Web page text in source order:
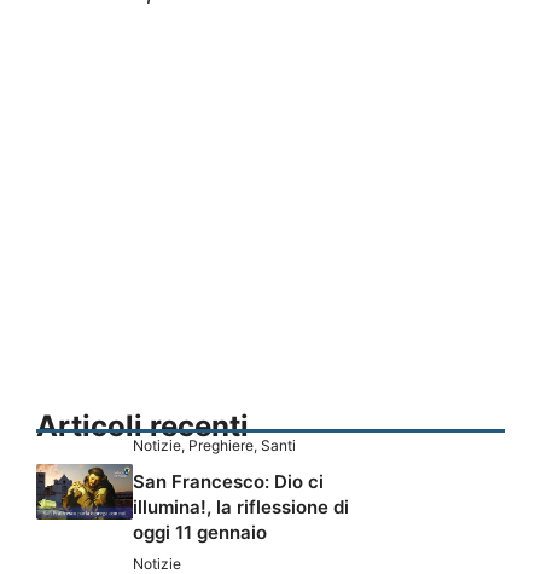
Articoli recenti
Notizie, Preghiere, Santi
San Francesco: Dio ci
illumina!, la riflessione di
oggi 11 gennaio
Notizie